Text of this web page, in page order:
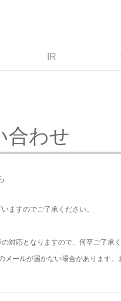
IR
合わせ
ますのでご了承ください。
対応となりますので、何卒ご了承く
ールが届かない場合があります